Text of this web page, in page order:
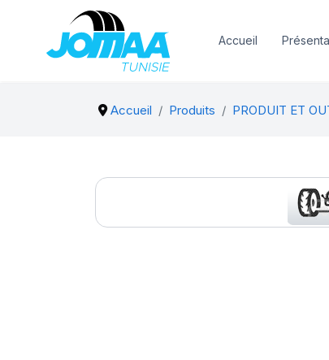
Accueil
Accueil Produits PRODUIT ET